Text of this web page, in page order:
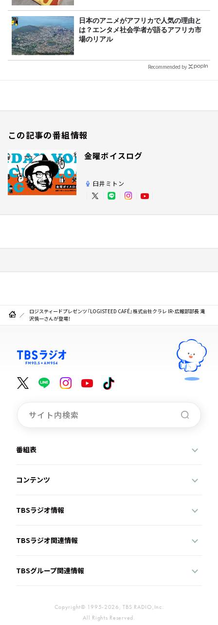
日本のアニメがアフリカで人気の理由と
は？エンタメ社会学者が語るアフリカ市
場のリアル
Recommended by
この記事の番組情報
金曜ボイスログ
臼井ミトン
ロジスティードプレゼンツ『LOGISTEED CAFÉ』株式会社クラレ IR･広報部部長 滝
沢慎一さんが登場！
番組表
コンテンツ
TBSラジオ情報
TBSラジオ関連情報
TBSグループ関連情報
Copyright© 1995-2026, TBS RADIO,Inc.
All Rights Reserved.